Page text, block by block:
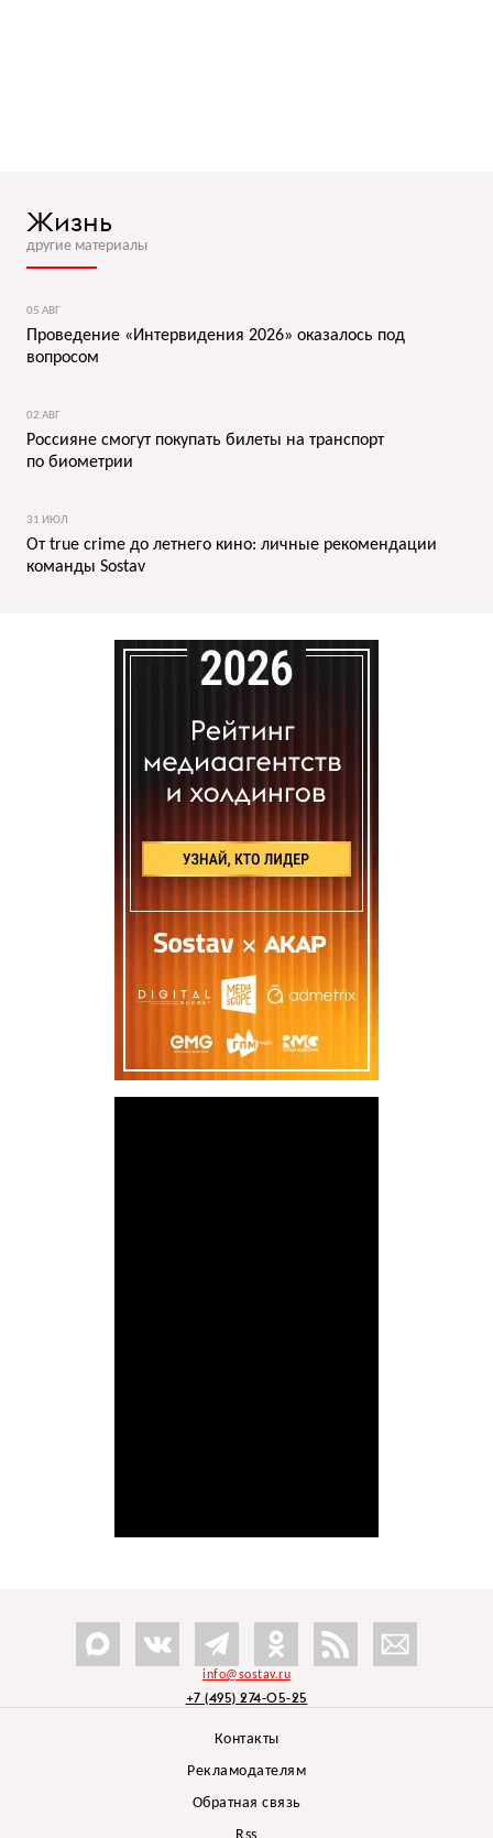
Жизнь
другие материалы
05 АВГ
Проведение «Интервидения 2026» оказалось под
вопросом
02 АВГ
Россияне смогут покупать билеты на транспорт
по биометрии
31 ИЮЛ
От true crime до летнего кино: личные рекомендации
команды Sostav
info@sostav.ru
+7 (495) 274-05-25
Контакты
Рекламодателям
Обратная связь